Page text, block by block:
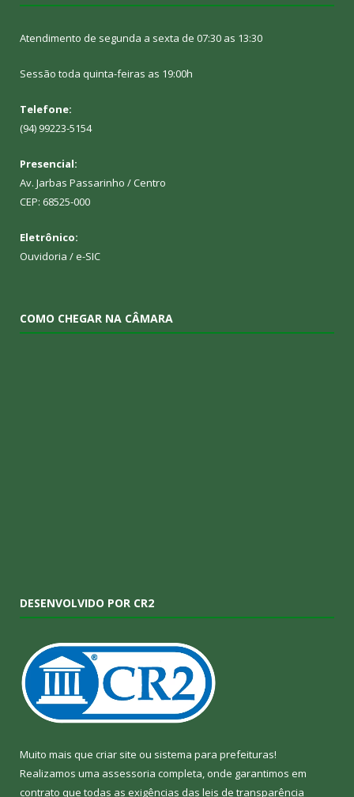
Atendimento de segunda a sexta de 07:30 as 13:30
Sessão toda quinta-feiras as 19:00h
Telefone:
(94) 99223-5154
Presencial:
Av. Jarbas Passarinho / Centro
CEP: 68525-000
Eletrônico:
Ouvidoria / e-SIC
COMO CHEGAR NA CÂMARA
DESENVOLVIDO POR CR2
Muito mais que criar site ou sistema para prefeituras!
Realizamos uma assessoria completa, onde garantimos em
contrato que todas as exigências das leis de transparência